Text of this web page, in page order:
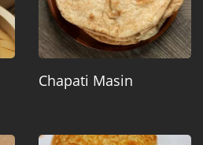
Chapati Masin